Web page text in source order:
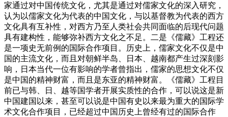
家通过对中国传统文化，尤其是通过对儒家文化的深入研究，
认为以儒家文化为代表的中国文化，与以基督教为代表的西方
文化具有互补性，对西方乃至人类社会共同面临的后现代问题
具有建构性，能够弥补西方文化之不足。二是《儒藏》工程还
是一项史无前例的国际合作项目。历史上，儒家文化不仅是中
国的主流文化，而且对朝鲜半岛、日本、越南都产生过深刻影
响，日本当代一位有影响的学者曾指出，儒家的思想文化不仅
是中国的精神财富，而且是东亚的精神财富。《儒藏》工程目
前已与韩、日、越等国学者开展实质性的合作，可以说这是新
中国建国以来，甚至可以说是中国有史以来最为重大的国际学
术文化合作项目，已经超过中国历史上曾经有过的国际合作